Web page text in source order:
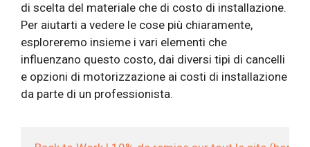
di scelta del materiale che di costo di installazione.
Per aiutarti a vedere le cose più chiaramente,
esploreremo insieme i vari elementi che
influenzano questo costo, dai diversi tipi di cancelli
e opzioni di motorizzazione ai costi di installazione
da parte di un professionista.